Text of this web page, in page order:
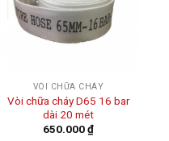
VÒI CHỮA CHÁY
Vòi chữa cháy D65 16 bar
dài 20 mét
650.000₫